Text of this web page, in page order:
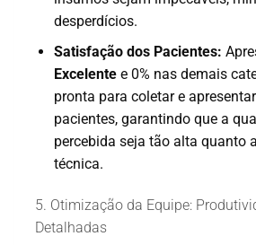
desperdícios.
Satisfação dos Pacientes:
Excelentee 0% nas demais
pronta para coletar e
pacientes, garantindo que a
percebida seja tão alta quanto
técnica.
5. Otimização da Equipe:
Detalhadas